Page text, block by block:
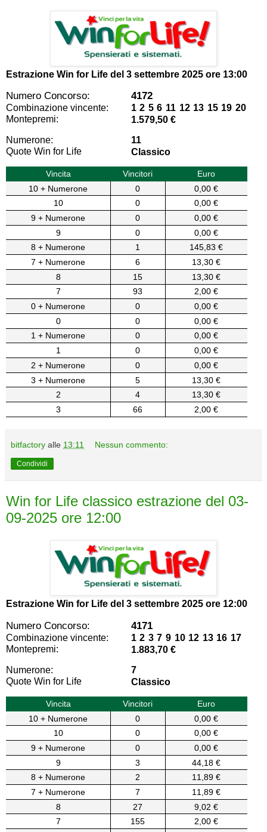
Estrazione Win for Life del 3 settembre 2025 ore 13:00
Numero Concorso: 4172
Combinazione vincente:
1 2 5 6 11 12 13 15 19 20
Montepremi:
1.579,50 €
Numerone:
11
Quote Win for Life
Classico
Vincita Vincitori
Euro
10 + Numerone
0
0,00 €
10
0
0,00 €
9 + Numerone
0
0,00 €
9
0
0,00 €
8 + Numerone
1
145,83 €
7 + Numerone
6
13,30 €
8
15
13,30 €
7
93
2,00 €
0 + Numerone
0
0,00 €
0
0
0,00 €
1 + Numerone
0
0,00 €
1
0
0,00 €
2 + Numerone
0
0,00 €
3 + Numerone
5
13,30 €
2
4
13,30 €
3
66 2,00 €
bitfactory alle 13:11 Nessun commento:
Condividi
Win for Life classico estrazione del 03-
09-2025 ore 12:00
Estrazione Win for Life del 3 settembre 2025 ore 12:00
Numero Concorso: 4171
Combinazione vincente:
1 2 3 7 9 10 12 13 16 17
Montepremi:
1.883,70 €
Numerone:
7
Quote Win for Life
Classico
Vincita Vincitori
Euro
10 + Numerone
0
0,00 €
10
0
0,00 €
9 + Numerone
0
0,00 €
9
3
44,18 €
8 + Numerone
2
11,89 €
7 + Numerone
7
11,89 €
8
27
9,02 €
7
155
2,00 €